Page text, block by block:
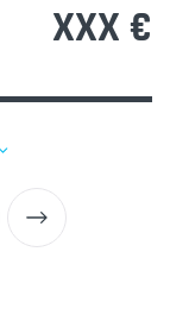
XXX €